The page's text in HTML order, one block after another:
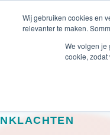
Wij gebruiken cookies en
relevanter te maken.
We volgen je
cookie,